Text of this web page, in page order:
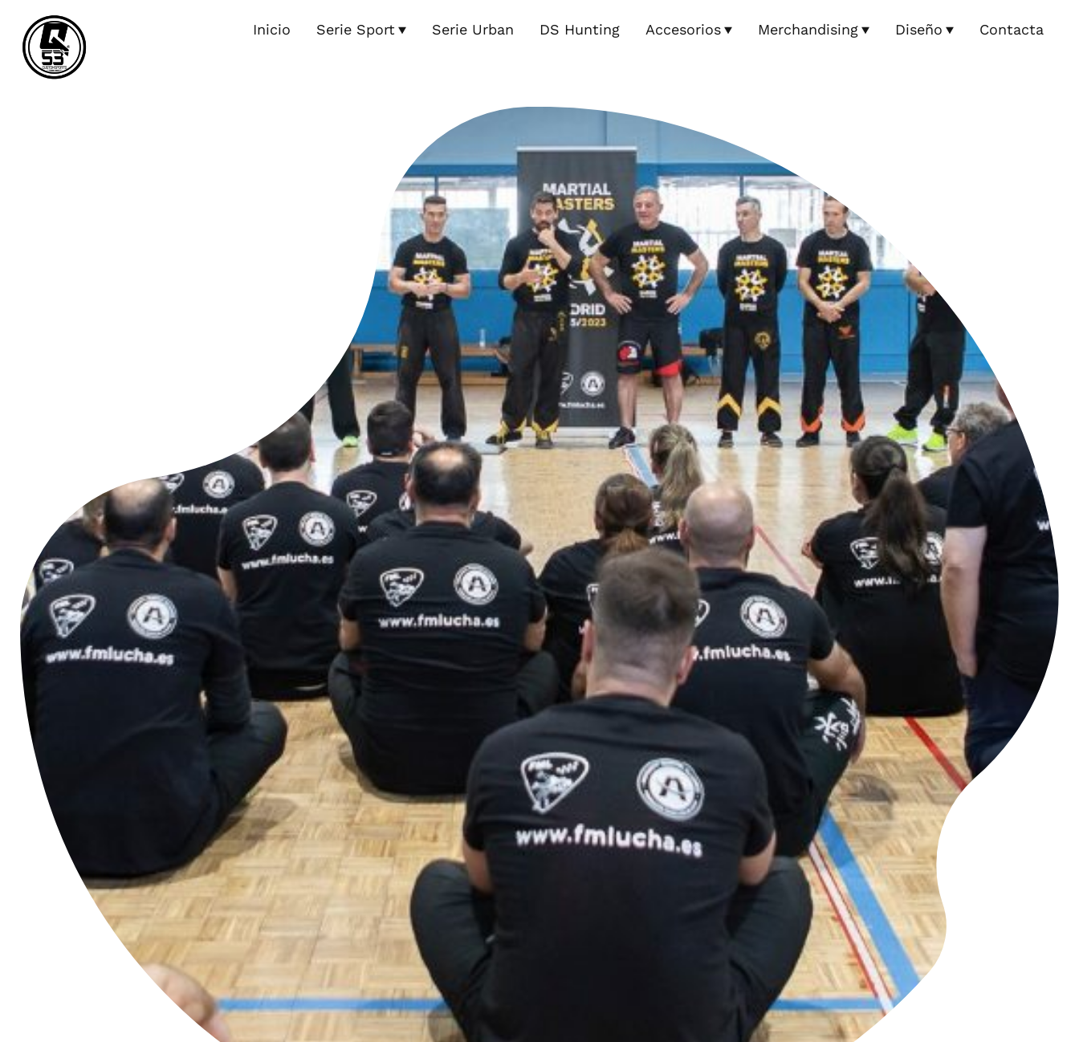
Inicio Serie Sport Serie Urban DS Hunting Accesorios Merchandising Diseño Contacta